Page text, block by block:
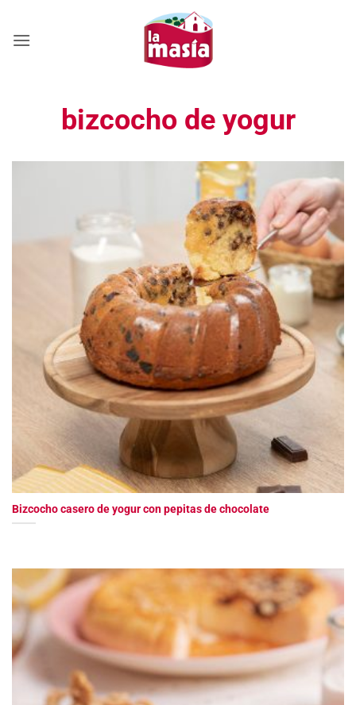
contenido
bizcocho de yogur
Bizcocho casero de yogur con pepitas de chocolate